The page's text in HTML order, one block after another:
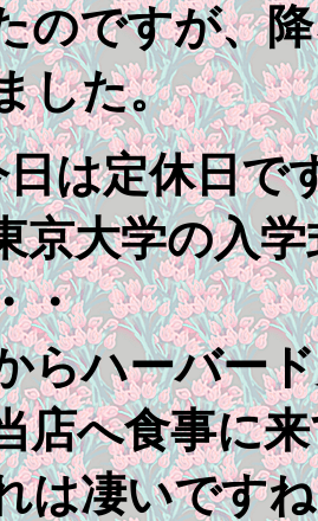
のですが、
した。
は定休日で
大学の入学
・
らハーバー
店へ食事に
は凄いです